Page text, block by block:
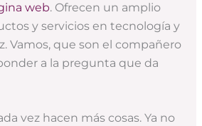
web. Ofrecen un amplio
y servicios en tecnología y
Vamos, que son el compañero
a la pregunta que da
vez hacen más cosas. Ya no